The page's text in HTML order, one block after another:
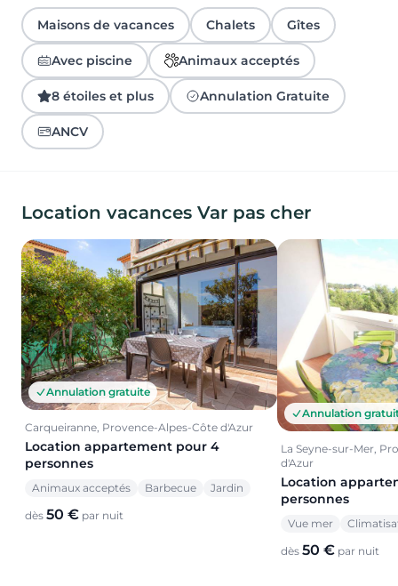
Maisons de vacances Chalets Gîtes
Avec piscine Animaux acceptés
8 étoiles et plus Annulation Gratuite
ANCV
Location vacances Var pas cher
Annulation gratuite
Carqueiranne, Provence-Alpes-Côte d'Azur
Location appartement pour 4
personnes
Animaux acceptés Barbecue Jardin
dès 50 € par nuit
Annulation
La Seyne-sur-Mer,
d'Azur
Location
personnes
Vue mer
dès 50 € par nuit